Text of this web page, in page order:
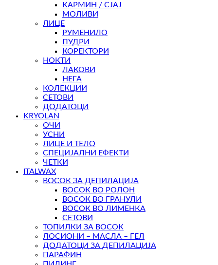
КАРМИН / СЈАЈ
МОЛИВИ
ЛИЦЕ
РУМЕНИЛО
ПУДРИ
КОРЕКТОРИ
НОКТИ
ЛАКОВИ
НЕГА
КОЛЕКЦИИ
СЕТОВИ
ДОДАТОЦИ
KRYOLAN
ОЧИ
УСНИ
ЛИЦЕ И ТЕЛО
СПЕЦИЈАЛНИ ЕФЕКТИ
ЧЕТКИ
ITALWAX
ВОСОК ЗА ДЕПИЛАЦИЈА
ВОСОК ВО РОЛОН
ВОСОК ВО ГРАНУЛИ
ВОСОК ВО ЛИМЕНКА
СЕТОВИ
ТОПИЛКИ ЗА ВОСОК
ЛОСИОНИ – МАСЛА – ГЕЛ
ДОДАТОЦИ ЗА ДЕПИЛАЦИЈА
ПАРАФИН